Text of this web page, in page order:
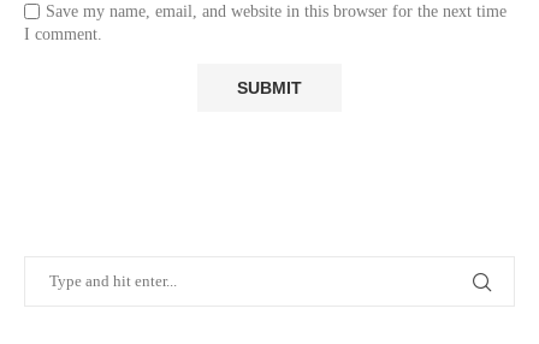
Save my name, email, and website in this browser for the next time
I comment.